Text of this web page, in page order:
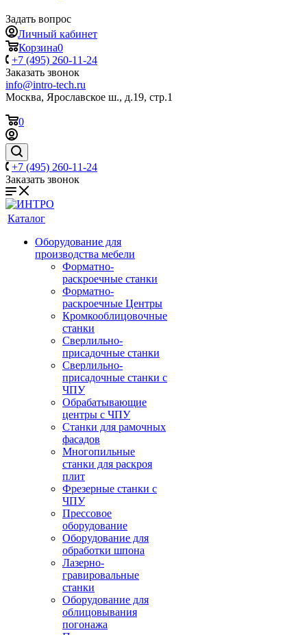
Задать вопрос
Личный кабинет
Корзина0
+7 (495) 260-11-24
Заказать звонок
info@intro-tech.ru
Москва, Ярославское ш., д.19, стр.1
0
+7 (495) 260-11-24
Заказать звонок
Каталог
Оборудование для
производства мебели
Форматно-
раскроечные станки
Форматно-
раскроечные Центры
Кромкооблицовочные
станки
Сверлильно-
присадочные станки
Сверлильно-
присадочные станки с
ЧПУ
Обрабатывающие
центры с ЧПУ
Станки для рамочных
фасадов
Многопильные
станки для раскроя
плит
Фрезерные станки с
ЧПУ
Прессовое
оборудование
Оборудование для
обработки шпона
Лазерно-
гравировальные
станки
Оборудование для
облицовывания
погонажа